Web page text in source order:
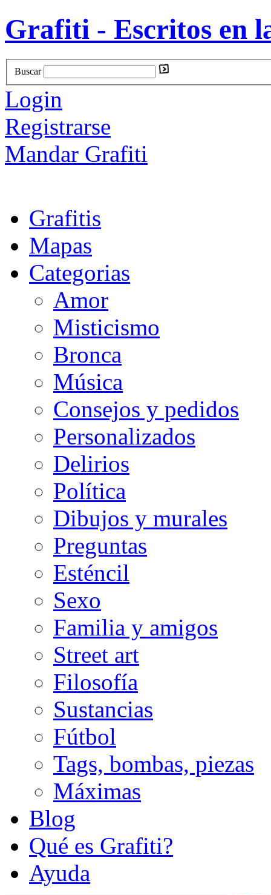
Grafiti - Escritos en
Buscar
Login
Registrarse
Mandar Grafiti
Grafitis
Mapas
Categorias
Amor
Misticismo
Bronca
Música
Consejos y pedidos
Personalizados
Delirios
Política
Dibujos y murales
Preguntas
Esténcil
Sexo
Familia y amigos
Street art
Filosofía
Sustancias
Fútbol
Tags, bombas, piezas
Máximas
Blog
Qué es Grafiti?
Ayuda